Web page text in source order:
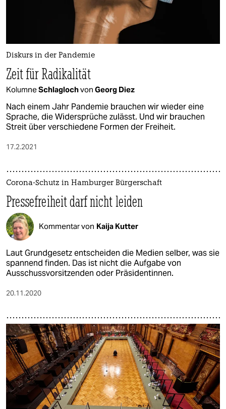
Diskurs in der Pandemie
Zeit für Radikalität
KolumneSchlaglochvon Georg Diez
Nach einem Jahr Pandemie brauchen wir wieder eine
Sprache, die Widersprüche zulässt. Und wir brauchen
Streit über verschiedene Formen der Freiheit.
17.2.2021
Corona-Schutz in Hamburger Bürgerschaft
Pressefreiheit darf nicht leiden
Kommentar von Kaija Kutter
Laut Grundgesetz entscheiden die Medien selber, was sie
spannend finden. Das ist nicht die Aufgabe von
Ausschussvorsitzenden oder Präsidentinnen.
20.11.2020